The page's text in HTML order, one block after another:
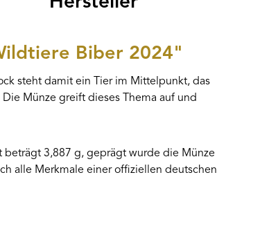
Biber 2024"
steht damit ein Tier im Mittelpunkt, das
Münze greift dieses Thema auf und
beträgt 3,887 g, geprägt wurde die Münze
alle Merkmale einer offiziellen deutschen